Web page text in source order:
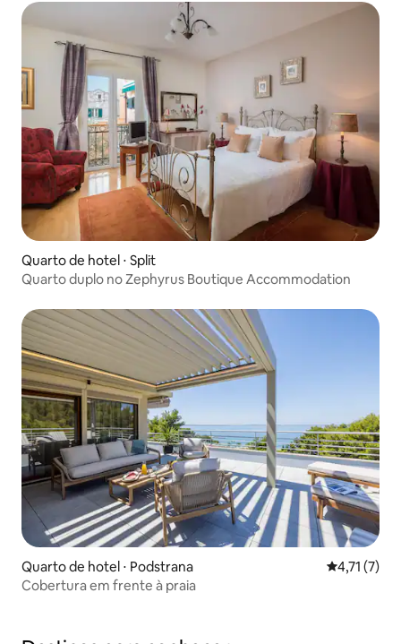
Quarto de hotel ⋅ Split
Quarto duplo no Zephyrus Boutique Accommodation
Quarto de hotel ⋅ Podstrana 4,71 de
4,71 (7)
Cobertura em frente à praia